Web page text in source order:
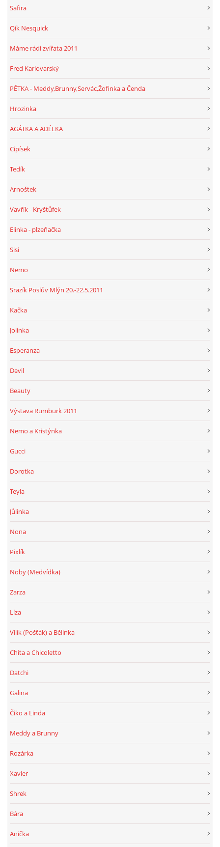
Safira
Qík Nesquick
Máme rádi zvířata 2011
Fred Karlovarský
PĚTKA - Meddy,Brunny,Servác,Žofinka a Čenda
Hrozinka
AGÁTKA A ADÉLKA
Cipísek
Tedík
Arnoštek
Vavřík - Kryštůfek
Elinka - plzeňačka
Sisi
Nemo
Srazík Poslův Mlýn 20.-22.5.2011
Kačka
Jolinka
Esperanza
Devil
Beauty
Výstava Rumburk 2011
Nemo a Kristýnka
Gucci
Dorotka
Teyla
Jůlinka
Nona
Pixlík
Noby (Medvídka)
Zarza
Líza
Vilík (Pošťák) a Bělinka
Chita a Chicoletto
Datchi
Galina
Čiko a Linda
Meddy a Brunny
Rozárka
Xavier
Shrek
Bára
Anička